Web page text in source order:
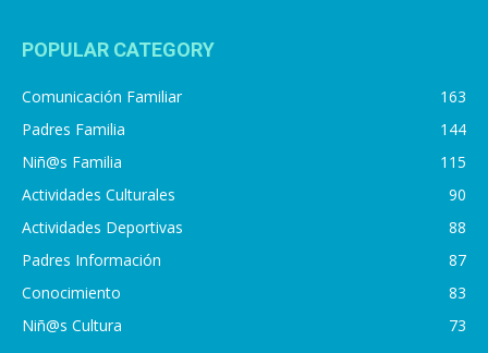
POPULAR CATEGORY
Comunicación Familiar
163
Padres Familia
144
Niñ@s Familia
115
Actividades Culturales
90
Actividades Deportivas
88
Padres Información
87
Conocimiento
83
Niñ@s Cultura
73